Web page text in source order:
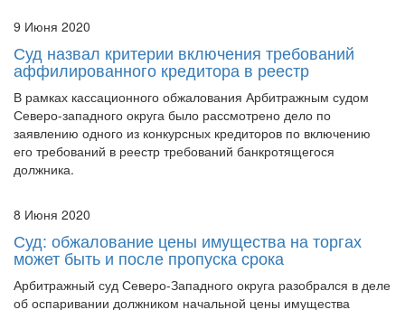
аффилированного кредитора в реестр
В рамках кассационного обжалования Арбитражным судом
Северо-западного округа было рассмотрено дело по
заявлению одного из конкурсных кредиторов по включению
его требований в реестр требований банкротящегося
должника.
8 Июня 2020
может быть и после пропуска срока
Арбитражный суд Северо-Западного округа разобрался в деле
об оспаривании должником начальной цены имущества
(квартиры), выставленного в процессе банкротства на торги.